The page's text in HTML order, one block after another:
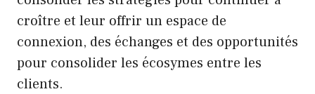
croître et leur offrir un espace de
connexion, des échanges et des opportunités
pour consolider les écosymes entre les
clients.